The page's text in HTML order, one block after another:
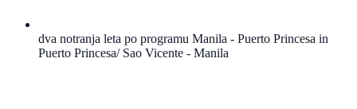
dva notranja leta po programu Manila - Puerto Princesa in
Puerto Princesa/ Sao Vicente - Manila